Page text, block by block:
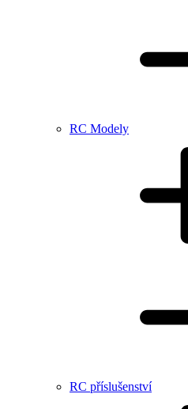
RC Modely
RC příslušenství